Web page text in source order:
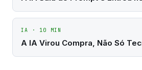
IA · 10 MIN
A IA Virou Compra, Não Só